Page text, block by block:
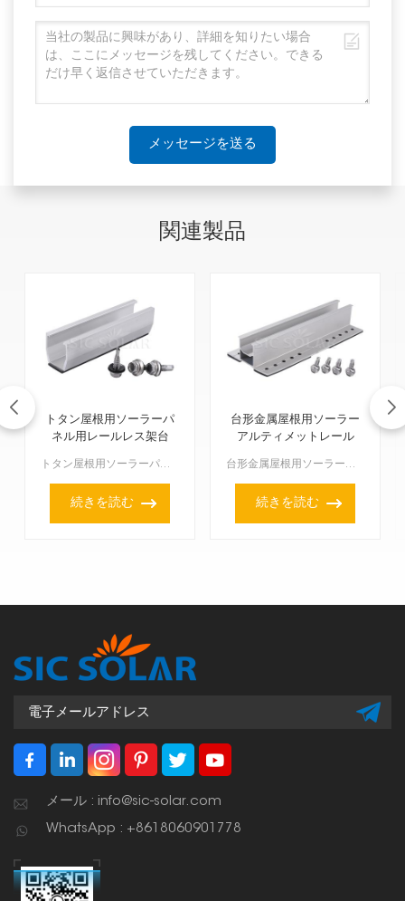
メッセージを送る
関連製品
トタン屋根用ソーラーパ
ネル用レールレス架台
トタン屋根用ソーラーパネル架台（レールレスタイプ）は、優れた点と機能を備えており、ソーラーパネル設置に最適な選択肢です。トタン屋根にソーラーパネルをしっかりと効率的に設置できるだけでなく、設置も簡単で...
続きを読む
台形金属屋根用ソーラー
アルティメットレール
台形金属屋根用ソーラーアルティメットレールは、傾斜した金属屋根のために特別に設計された非常に優れたシステムです。このタイプのレールは優れた強度と耐久性を備え、設置も簡単なので、様々な場所でのソーラー設...
続きを読む
メール : info@sic-solar.com
WhatsApp : +8618060901778